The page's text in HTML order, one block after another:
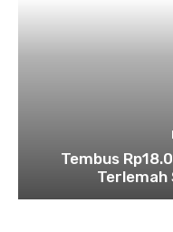
Tembus
Terlemah